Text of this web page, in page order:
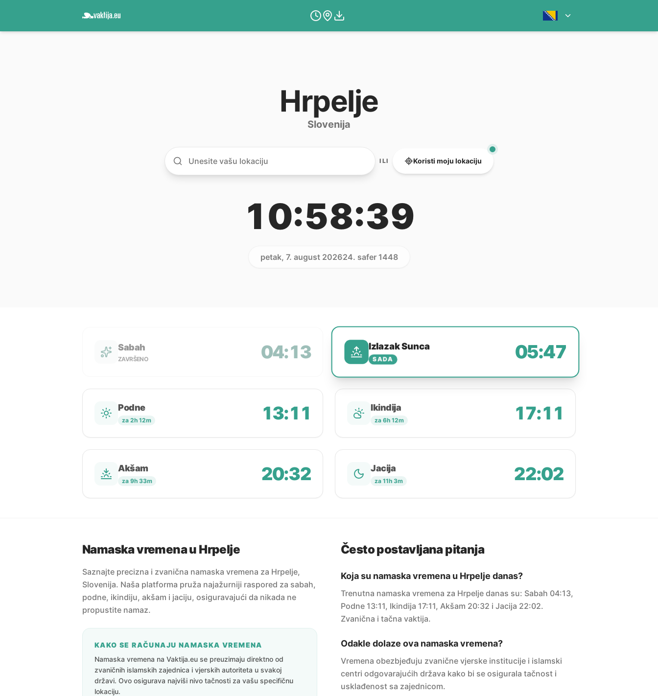
Hrpelje
Slovenija
ILI Koristi moju lokaciju
10:58:39
petak, 7. august 202624. safer 1448
Sabah
ZAVRŠENO 04:13 Izlazak Sunca
SADA 05:47
Podne
za 2h 12m 13:11 Ikindija
za 6h 12m 17:11
Akšam
za 9h 33m 20:32 Jacija
za 11h 3m 22:02
Namaska vremena u Hrpelje
Saznajte precizna i zvanična namaska vremena za Hrpelje,
Slovenija. Naša platforma pruža najažurniji raspored za sabah,
podne, ikindiju, akšam i jaciju, osiguravajući da nikada ne
propustite namaz.
KAKO SE RAČUNAJU NAMASKA VREMENA
Namaska vremena na Vaktija.eu se preuzimaju direktno od
zvaničnih islamskih zajednica i vjerskih autoriteta u svakoj
državi. Ovo osigurava najviši nivo tačnosti za vašu specifičnu
lokaciju.
Često postavljana pitanja
Koja su namaska vremena u Hrpelje danas?
Trenutna namaska vremena za Hrpelje danas su: Sabah 04:13,
Podne 13:11, Ikindija 17:11, Akšam 20:32 i Jacija 22:02.
Zvanična i tačna vaktija.
Odakle dolaze ova namaska vremena?
Vremena obezbjeđuju zvanične vjerske institucije i islamski
centri odgovarajućih država kako bi se osigurala tačnost i
usklađenost sa zajednicom.